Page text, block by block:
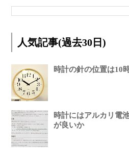
人気記事(過去30日)
時計の針の位置は10
時計にはアルカリ電
が良いか